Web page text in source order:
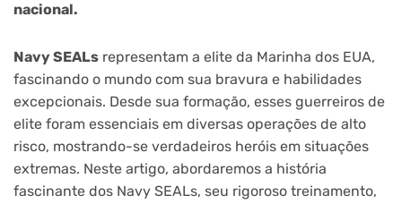
nacional.
Navy SEALs representam a elite da Marinha dos EUA,
fascinando o mundo com sua bravura e habilidades
excepcionais. Desde sua formação, esses guerreiros de
elite foram essenciais em diversas operações de alto
risco, mostrando-se verdadeiros heróis em situações
extremas. Neste artigo, abordaremos a história
fascinante dos Navy SEALs, seu rigoroso treinamento,